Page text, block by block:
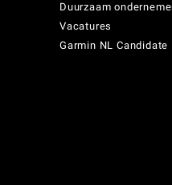
Duurzaam
Vacatures
Garmin NL